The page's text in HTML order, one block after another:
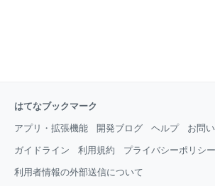
はてなブックマーク
アプリ・拡張機能 開発ブログ ヘルプ お問
ガイドライン 利用規約 プライバシーポリシー
利用者情報の外部送信について